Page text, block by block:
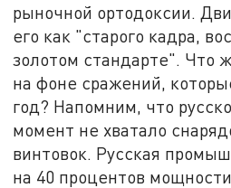
рыночной ортодоксии.
его как "старого кадра,
золотом стандарте". Что
на фоне сражений,
год? Напомним, что
момент не хватало
винтовок. Русская
на 40 процентов